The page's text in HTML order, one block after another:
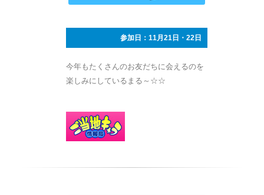
参加日：11月21日・22日
今年もたくさんのお友だちに会えるのを
楽しみにしているまる～☆☆